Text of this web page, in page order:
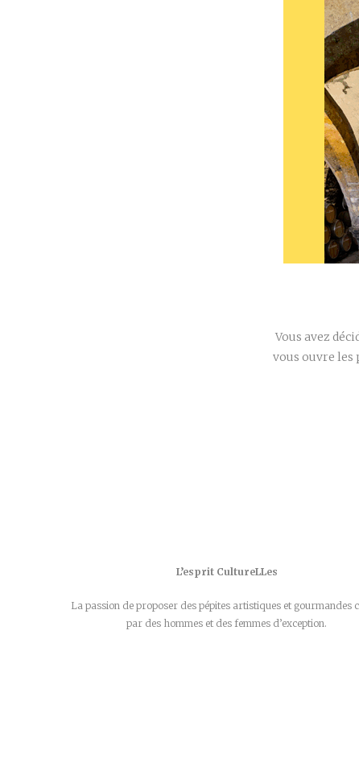
Vous avez
vous ouvre les
L’esprit CultureLLes
La passion de proposer des pépites artistiques et gourmandes
par des hommes et des femmes d’exception.